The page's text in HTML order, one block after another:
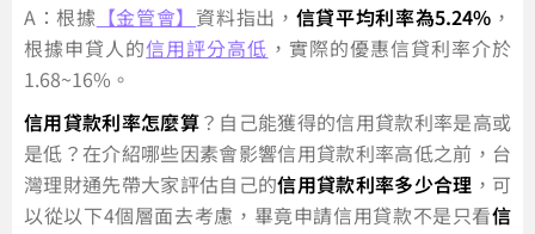
A：根據 【金管會】資料指出， 信貸平均利率為5.24% ，
根據申貸人的信用評分高低 ，實際的優惠信貸利率介於
1.68~16%。
信用貸款利率怎麼算？自己能獲得的信用貸款利率是高或
是低？在介紹哪些因素會影響信用貸款利率高低之前，台
灣理財通先帶大家評估自己的信用貸款利率多少合理 ，可
以從以下4個層面去考慮，畢竟申請信用貸款不是只看信